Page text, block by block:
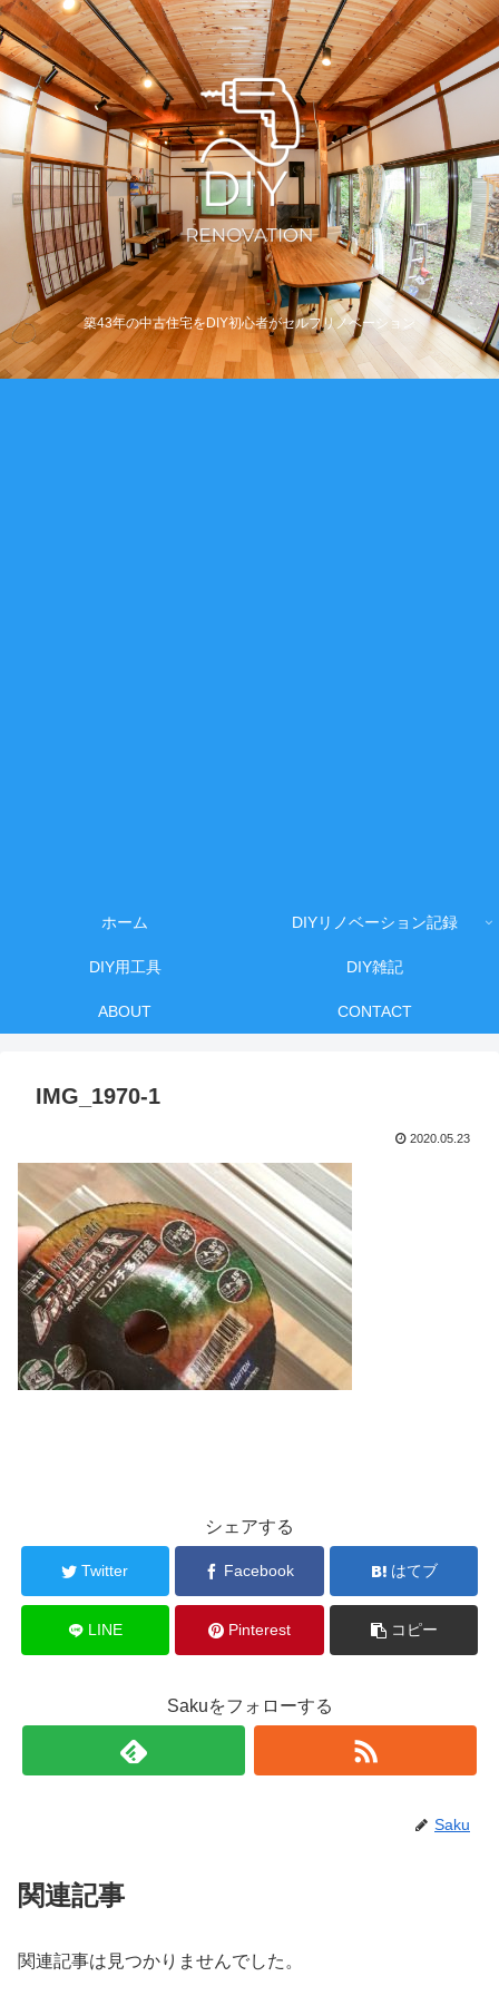
築43年の中古住宅をDIY初心者がセルフリノベーション
ホーム DIYリノベーション記録
DIY用工具 DIY雑記
ABOUT CONTACT
IMG_1970-1
2020.05.23
シェアする
Twitter Facebook はてブ
LINE Pinterest コピー
Sakuをフォローする
Saku
関連記事
関連記事は見つかりませんでした。